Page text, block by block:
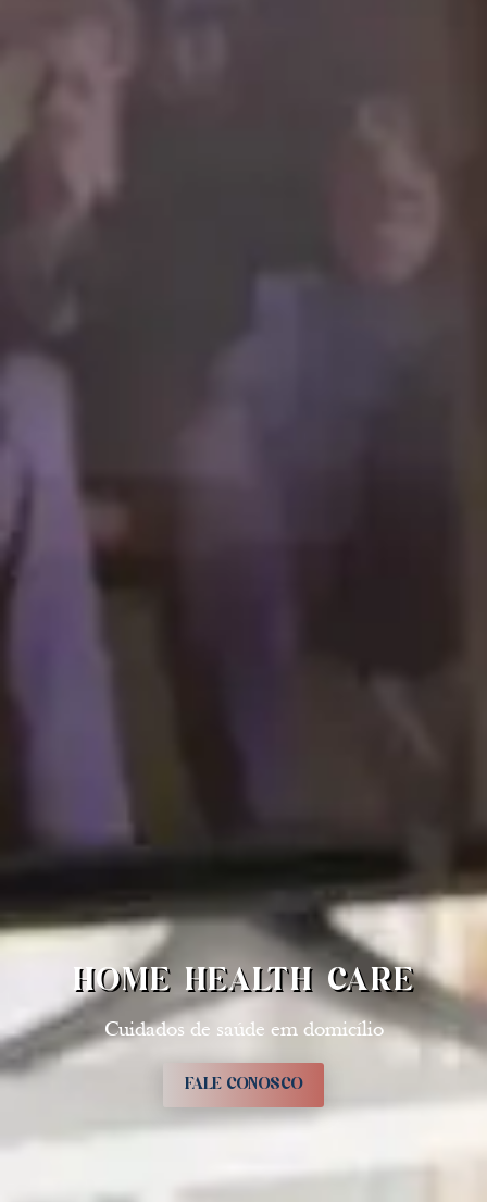
HOME HEALTH CARE
Cuidados de saúde em domicílio
FALE CONOSCO